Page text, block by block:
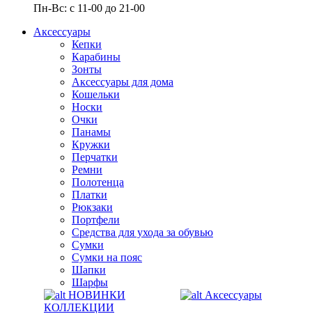
Пн-Вс: с 11-00 до 21-00
Аксессуары
Кепки
Карабины
Зонты
Аксессуары для дома
Кошельки
Носки
Очки
Панамы
Кружки
Перчатки
Ремни
Полотенца
Платки
Рюкзаки
Портфели
Средства для ухода за обувью
Сумки
Сумки на пояс
Шапки
Шарфы
НОВИНКИ
КОЛЛЕКЦИИ
Аксессуары